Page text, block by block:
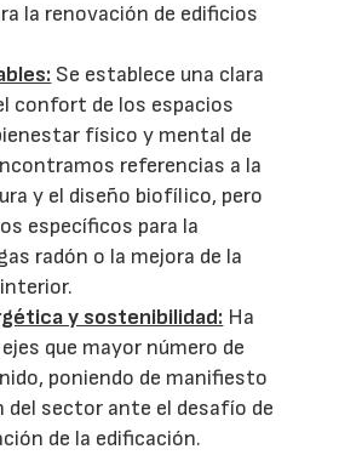
la renovación de edificios
Se establece una clara
confort de los espacios
físico y mental de
referencias a la
y el diseño biofílico, pero
específicos para la
radón o la mejora de la
y sostenibilidad: Ha
que mayor número de
poniendo de manifiesto
del sector ante el desafío de
de la edificación.